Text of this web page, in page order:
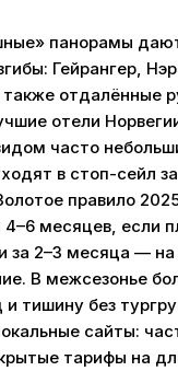
панорамы
Гейрангер,
отдалённые
отели
часто
в стоп-сейл
правило
4–6 месяцев, если
за 2–3 месяца —
В межсезонье
и тишину без
сайты:
тарифы на